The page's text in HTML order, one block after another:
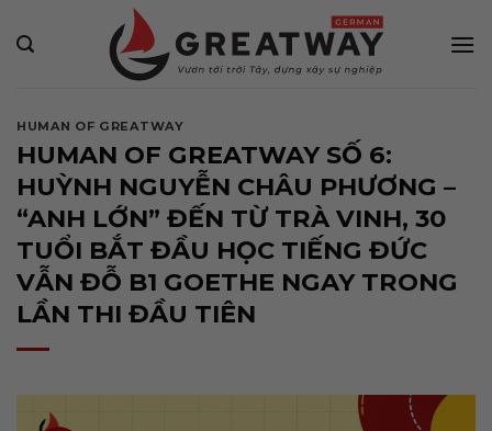
qua
HUMAN OF GREATWAY
HUMAN OF GREATWAY SỐ 6:
HUỲNH NGUYỄN CHÂU PHƯƠNG –
“ANH LỚN” ĐẾN TỪ TRÀ VINH, 30
TUỔI BẮT ĐẦU HỌC TIẾNG ĐỨC
VẪN ĐỖ B1 GOETHE NGAY TRONG
LẦN THI ĐẦU TIÊN